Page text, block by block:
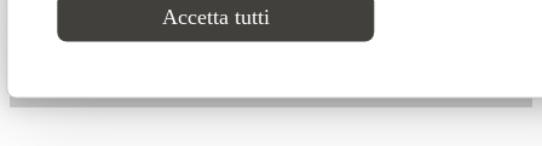
Accetta tutti
Amoroso Salotto Culinario_Palermo